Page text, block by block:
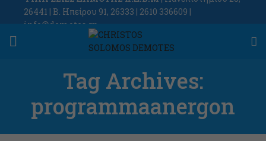
Tag Archives:
programmaanergon
26441 | Β. Ηπείρου 91, 26333 | 2610 336609 |
info@demotes.gr